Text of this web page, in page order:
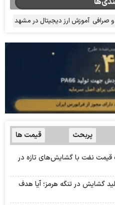
و صرافی آموزش ارز دیجیتال در مشهد
پربحث قیمت ها
قیمت نفت با گشایش‌های تازه در
۴۳۰۰ دلار با کلید گشایش در تنگه هرمز؛ آیا هدف